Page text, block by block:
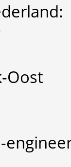
Oost